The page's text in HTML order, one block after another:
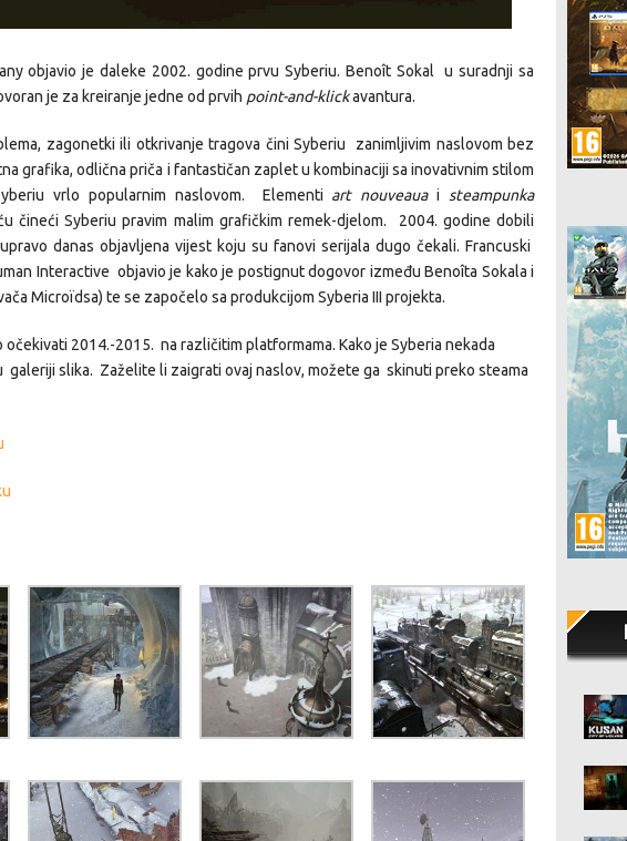
objavio je daleke 2002. godine prvu Syberiu. Benoît Sokal u suradnji sa
je za kreiranje jedne od prvih point-and-klickavantura.
zagonetki ili otkrivanje tragova čini Syberiu zanimljivim naslovom bez
grafika, odlična priča i fantastičan zaplet u kombinaciji sa inovativnim stilom
vrlo popularnim naslovom. Elementi art nouveauai steampunka
čineći Syberiu pravim malim grafičkim remek-djelom. 2004. godine dobili
danas objavljena vijest koju su fanovi serijala dugo čekali. Francuski
Interactive objavio je kako je postignut dogovor između Benoîta Sokala i
Microïdsa) te se započelo sa produkcijom Syberia III projekta.
očekivati 2014.-2015. na različitim platformama. Kako je Syberia nekada
galeriji slika. Zaželite li zaigrati ovaj naslov, možete ga skinuti preko steama